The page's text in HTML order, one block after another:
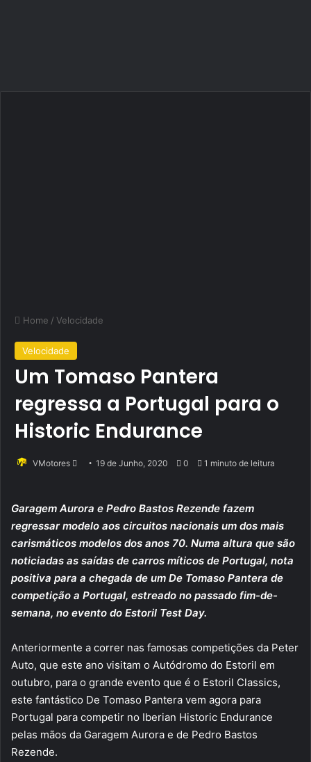
Home / Velocidade
Velocidade
Um Tomaso Pantera
regressa a Portugal para o
Historic Endurance
VMotores
Send19 de Junho, 2020 0 1 minuto de leitura
Garagem Aurora e Pedro Bastos Rezende fazem
regressar modelo aos circuitos nacionais um dos mais
carismáticos modelos dos anos 70. Numa altura que são
noticiadas as saídas de carros míticos de Portugal, nota
positiva para a chegada de um De Tomaso Pantera de
competição a Portugal, estreado no passado fim-de-
semana, no evento do Estoril Test Day.
Anteriormente a correr nas famosas competições da Peter
Auto, que este ano visitam o Autódromo do Estoril em
outubro, para o grande evento que é o Estoril Classics,
este fantástico De Tomaso Pantera vem agora para
Portugal para competir no Iberian Historic Endurance
pelas mãos da Garagem Aurora e de Pedro Bastos
Rezende.